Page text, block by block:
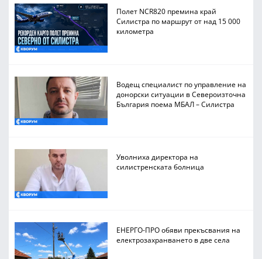
Полет NCR820 премина край
Силистра по маршрут от над 15 000
километра
Водещ специалист по управление на
донорски ситуации в Североизточна
България поема МБАЛ – Силистра
Уволниха директора на
силистренската болница
ЕНЕРГО-ПРО обяви прекъсвания на
електрозахранването в две села